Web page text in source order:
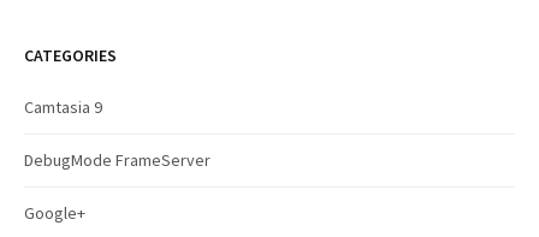
c
f
r
CATEGORIES
Camtasia 9
DebugMode FrameServer
Google+